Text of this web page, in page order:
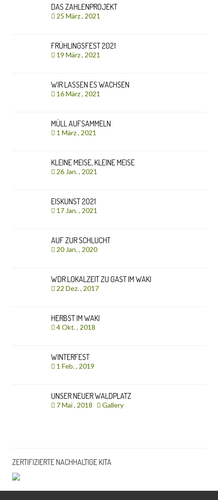
DAS ZAHLENPROJEKT
25 März , 2021
FRÜHLINGSFEST 2021
19 März , 2021
WIR LASSEN ES WACHSEN
16 März , 2021
MÜLL AUFSAMMELN
1 März , 2021
KLEINE MEISE, KLEINE MEISE
26 Jan. , 2021
EISKUNST 2021
17 Jan. , 2021
AUF ZUR SCHLUCHT
20 Jan. , 2020
WDR LOKALZEIT ZU GAST IM WAKI
22 Dez. , 2017
HERBST IM WAKI
4 Okt. , 2018
WINTERFEST
1 Feb. , 2019
UNSER NEUER WALDPLATZ
7 Mai , 2018 Gallery
ZERTIFIZIERTE NACHHALTIGE KITA